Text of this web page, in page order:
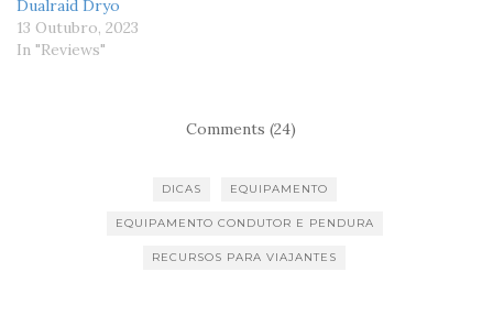
Dualraid Dryo
13 Outubro, 2023
In "Reviews"
Comments (24)
DICAS EQUIPAMENTO
EQUIPAMENTO CONDUTOR E PENDURA
RECURSOS PARA VIAJANTES